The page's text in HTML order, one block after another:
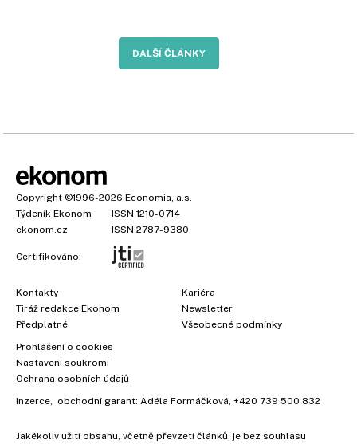
DALŠÍ ČLÁNKY
Copyright ©1996-2026 Economia, a.s.
Týdeník Ekonom
ISSN 1210-0714
ekonom.cz
ISSN 2787-9380
Certifikováno:
Kontakty
Tiráž redakce Ekonom
Předplatné
Kariéra
Newsletter
Všeobecné podmínky
Prohlášení o cookies
Nastavení soukromí
Ochrana osobních údajů
Inzerce, obchodní garant: Adéla Formáčková, +420 739 500 832
Jakékoliv užití obsahu, včetně převzetí článků, je bez souhlasu